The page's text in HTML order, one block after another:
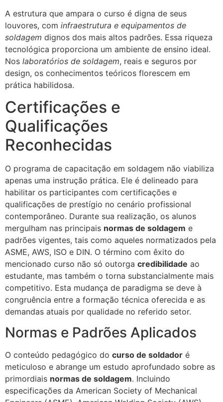
A estrutura que ampara o curso é digna de seus
louvores, com infraestrutura e equipamentos de
soldagem dignos dos mais altos padrões. Essa riqueza
tecnológica proporciona um ambiente de ensino ideal.
Nos laboratórios de soldagem, reais e seguros por
design, os conhecimentos teóricos florescem em
prática habilidosa.
Certificações e
Qualificações
Reconhecidas
O programa de capacitação em soldagem não viabiliza
apenas uma instrução prática. Ele é delineado para
habilitar os participantes com certificações e
qualificações de prestígio no cenário profissional
contemporâneo. Durante sua realização, os alunos
mergulham nas principais normas de soldagem e
padrões vigentes, tais como aqueles normatizados pela
ASME, AWS, ISO e DIN. O término com êxito do
mencionado curso não só outorga credibilidade ao
estudante, mas também o torna substancialmente mais
competitivo. Esta mudança de paradigma se deve à
congruência entre a formação técnica oferecida e as
demandas atuais por qualidade no referido setor.
Normas e Padrões Aplicados
O conteúdo pedagógico do curso de soldador é
meticuloso e abrange um estudo aprofundado sobre as
primordiais normas de soldagem. Incluindo
especificações da American Society of Mechanical